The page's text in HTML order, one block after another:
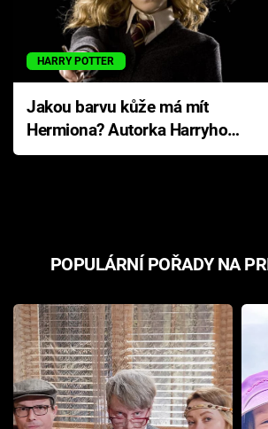
HARRY POTTER
Jakou barvu kůže má mít
Hermiona? Autorka Harryho
Pottera přišla s ráznou
POPULÁRNÍ POŘADY NA